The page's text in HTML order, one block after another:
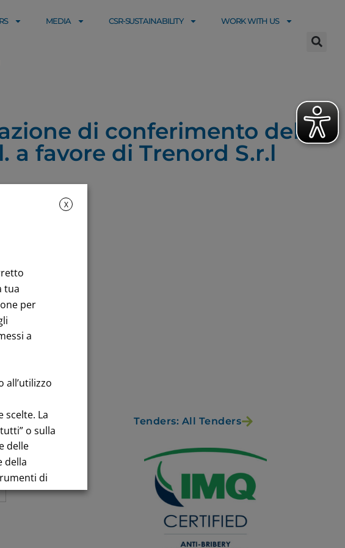
MEDIA CSR-SUSTAINABILITY WORK WITH US
di conferimento della
a favore di Trenord S.r.l
Tenders: All Tenders
X
tua
per
a
all’utilizzo
scelte. La
o sulla
delle
della
di